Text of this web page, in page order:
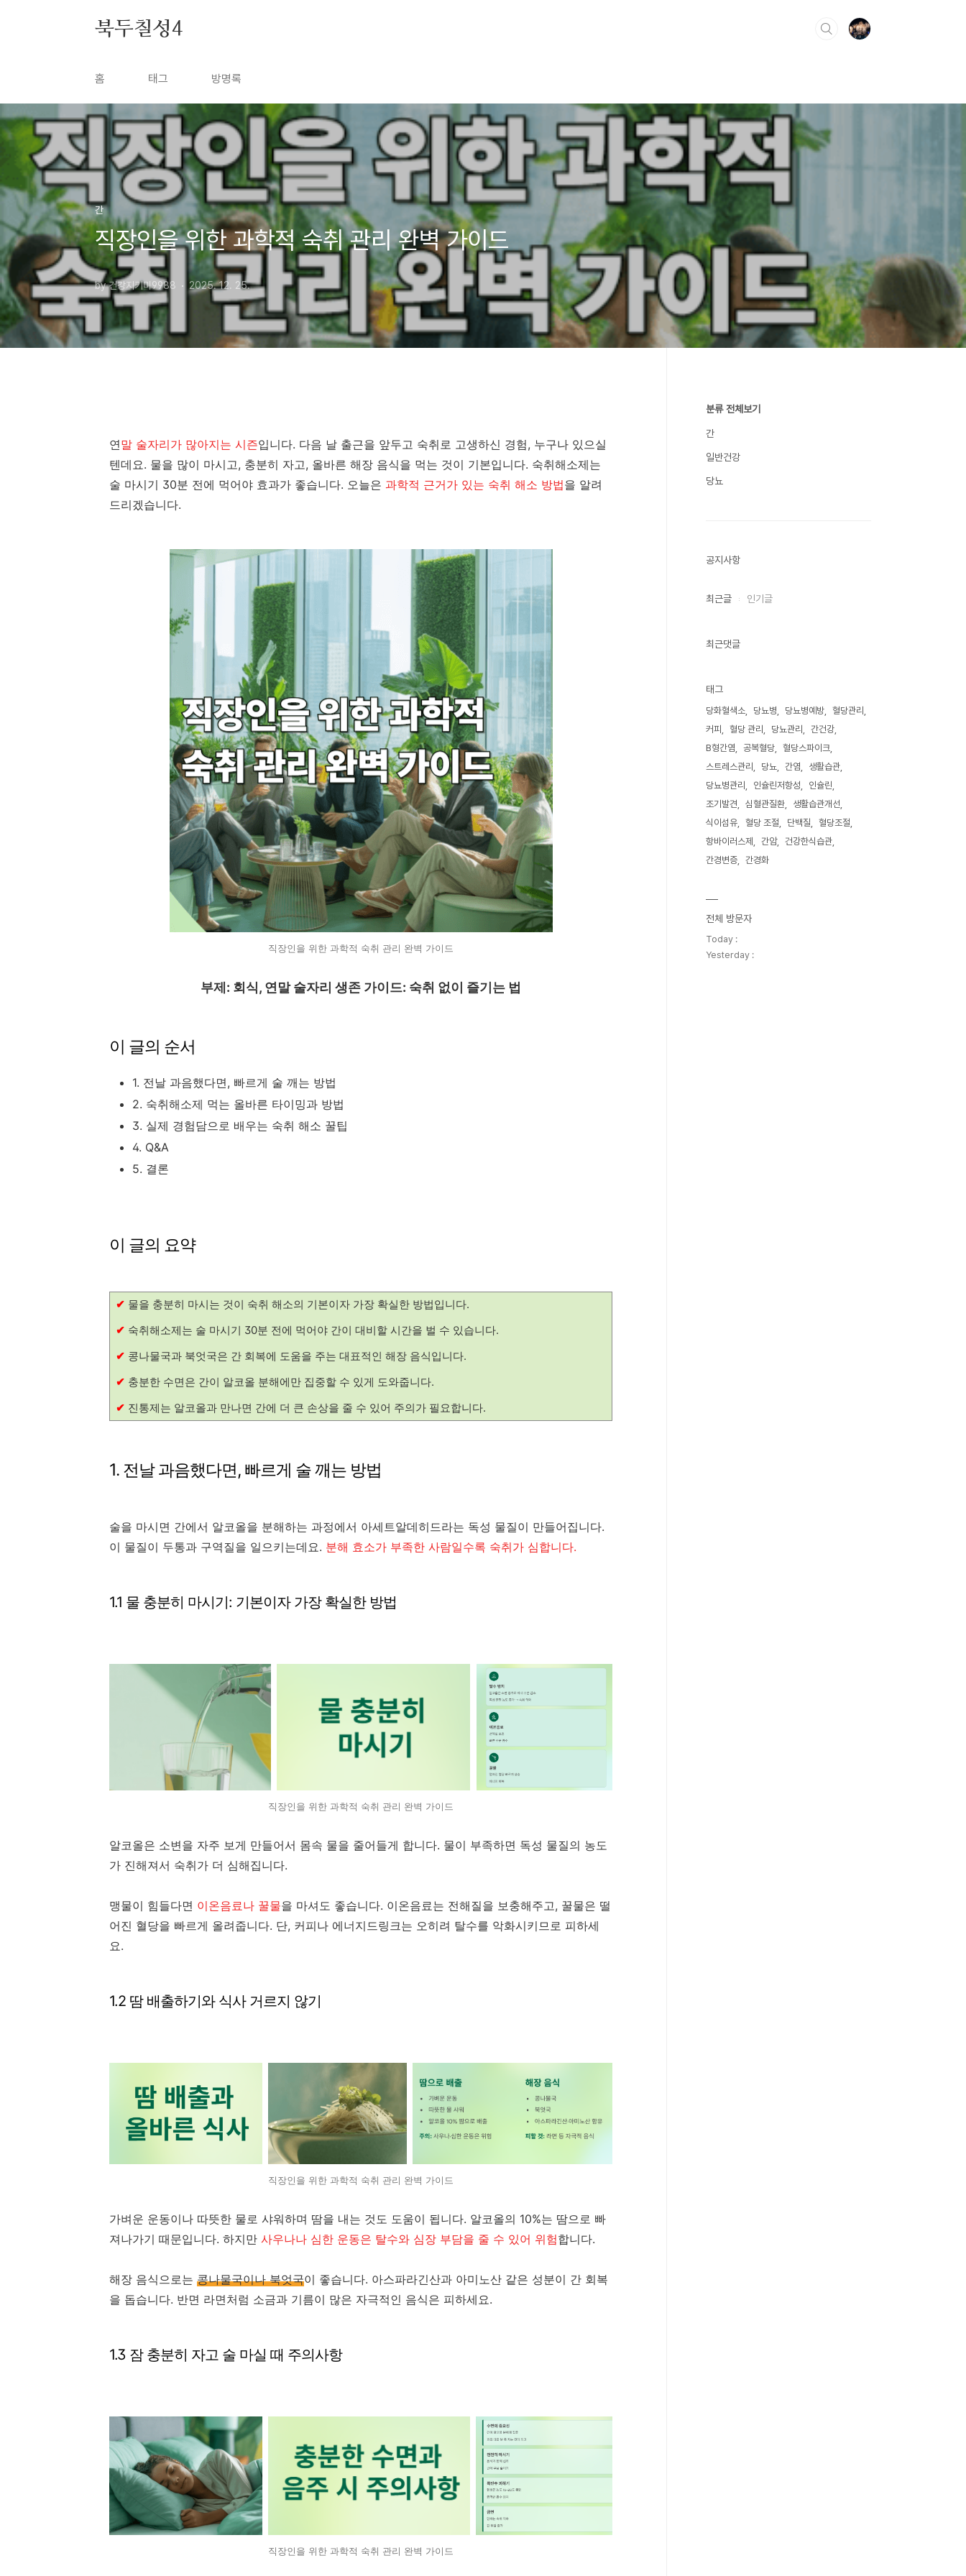
북두칠성4
홈 태그 방명록
간
직장인을 위한 과학적 숙취 관리 완벽 가이드
by 건강지키미9988 2025. 12. 25.
연말 술자리가 많아지는 시즌입니다. 다음 날 출근을 앞두고 숙취로 고생하신 경험, 누구나 있으실
텐데요. 물을 많이 마시고, 충분히 자고, 올바른 해장 음식을 먹는 것이 기본입니다. 숙취해소제는
술 마시기 30분 전에 먹어야 효과가 좋습니다. 오늘은 과학적 근거가 있는 숙취 해소 방법을 알려
드리겠습니다.
직장인을 위한 과학적 숙취 관리 완벽 가이드
부제: 회식, 연말 술자리 생존 가이드: 숙취 없이 즐기는 법
이 글의 순서
1. 전날 과음했다면, 빠르게 술 깨는 방법
2. 숙취해소제 먹는 올바른 타이밍과 방법
3. 실제 경험담으로 배우는 숙취 해소 꿀팁
4. Q&A
5. 결론
이 글의 요약
✔ 물을 충분히 마시는 것이 숙취 해소의 기본이자 가장 확실한 방법입니다.
✔ 숙취해소제는 술 마시기 30분 전에 먹어야 간이 대비할 시간을 벌 수 있습니다.
✔ 콩나물국과 북엇국은 간 회복에 도움을 주는 대표적인 해장 음식입니다.
✔ 충분한 수면은 간이 알코올 분해에만 집중할 수 있게 도와줍니다.
✔ 진통제는 알코올과 만나면 간에 더 큰 손상을 줄 수 있어 주의가 필요합니다.
1. 전날 과음했다면, 빠르게 술 깨는 방법
술을 마시면 간에서 알코올을 분해하는 과정에서 아세트알데히드라는 독성 물질이 만들어집니다.
이 물질이 두통과 구역질을 일으키는데요. 분해 효소가 부족한 사람일수록 숙취가 심합니다.
1.1 물 충분히 마시기: 기본이자 가장 확실한 방법
직장인을 위한 과학적 숙취 관리 완벽 가이드
알코올은 소변을 자주 보게 만들어서 몸속 물을 줄어들게 합니다. 물이 부족하면 독성 물질의 농도
가 진해져서 숙취가 더 심해집니다.
맹물이 힘들다면 이온음료나 꿀물을 마셔도 좋습니다. 이온음료는 전해질을 보충해주고, 꿀물은 떨
어진 혈당을 빠르게 올려줍니다. 단, 커피나 에너지드링크는 오히려 탈수를 악화시키므로 피하세
요.
1.2 땀 배출하기와 식사 거르지 않기
직장인을 위한 과학적 숙취 관리 완벽 가이드
가벼운 운동이나 따뜻한 물로 샤워하며 땀을 내는 것도 도움이 됩니다. 알코올의 10%는 땀으로 빠
져나가기 때문입니다. 하지만 사우나나 심한 운동은 탈수와 심장 부담을 줄 수 있어 위험합니다.
해장 음식으로는 콩나물국이나 북엇국이 좋습니다. 아스파라긴산과 아미노산 같은 성분이 간 회복
을 돕습니다. 반면 라면처럼 소금과 기름이 많은 자극적인 음식은 피하세요.
1.3 잠 충분히 자고 술 마실 때 주의사항
직장인을 위한 과학적 숙취 관리 완벽 가이드
분류 전체보기
간
일반건강
당뇨
공지사항
최근글 인기글
최근댓글
태그
당화혈색소 당뇨병 당뇨병예방
혈당관리
커피
혈당 관리 당뇨관리
간건강
B형간염
공복혈당
혈당스파이크
스트레스관리
당뇨 간염
생활습관
당뇨병관리
인슐린저항성
인슐린
조기발견
심혈관질환
생활습관개선
식이섬유
혈당 조절 단백질
혈당조절
항바이러스제
간암
건강한식습관
간경변증
간경화
전체 방문자
Today :
Yesterday :